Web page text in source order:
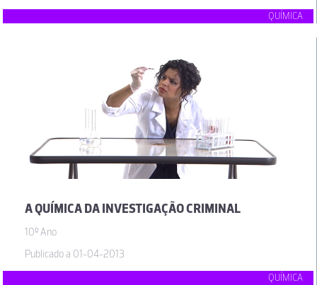
QUÍMICA
A QUÍMICA DA INVESTIGAÇÃO CRIMINAL
10º Ano
Publicado a 01-04-2013
QUÍMICA